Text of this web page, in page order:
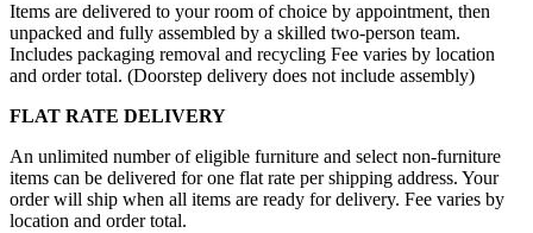
Items are delivered to your room of choice by appointment, then
unpacked and fully assembled by a skilled two-person team.
Includes packaging removal and recycling Fee varies by location
and order total. (Doorstep delivery does not include assembly)
FLAT RATE DELIVERY
An unlimited number of eligible furniture and select non-furniture
items can be delivered for one flat rate per shipping address. Your
order will ship when all items are ready for delivery. Fee varies by
location and order total.